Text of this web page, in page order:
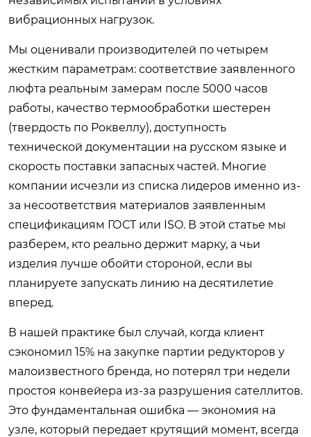
вибрационных нагрузок.
Мы оценивали производителей по четырем
жестким параметрам: соответствие заявленного
люфта реальным замерам после 5000 часов
работы, качество термообработки шестерен
(твердость по Роквеллу), доступность
технической документации на русском языке и
скорость поставки запасных частей. Многие
компании исчезли из списка лидеров именно из-
за несоответствия материалов заявленным
спецификациям ГОСТ или ISO. В этой статье мы
разберем, кто реально держит марку, а чьи
изделия лучше обойти стороной, если вы
планируете запускать линию на десятилетие
вперед.
В нашей практике был случай, когда клиент
сэкономил 15% на закупке партии редукторов у
малоизвестного бренда, но потерял три недели
простоя конвейера из-за разрушения сателлитов.
Это фундаментальная ошибка — экономия на
узле, который передает крутящий момент, всегда